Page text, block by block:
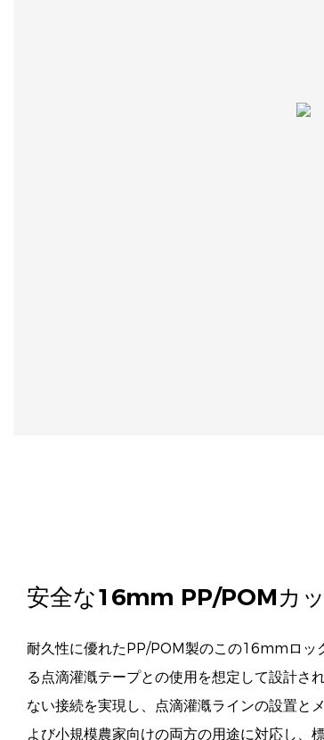
安全な16mm PP/POMカ
耐久性に優れたPP/POM製のこの16mmロッ
る点滴灌漑テープとの使用を想定して設計さ
ない接続を実現し、点滴灌漑ラインの設置と
よび小規模農家向けの両方の用途に対応し